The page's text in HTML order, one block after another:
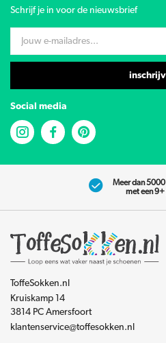
Schrijf je in voor de nieuwsbrief
Social media
Meer dan
met een
ToffeSokken.nl
Kruiskamp 14
3814 PC Amersfoort
klantenservice@toffesokken.nl